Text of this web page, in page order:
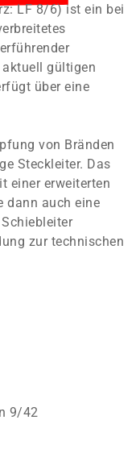
LF 8/6) ist ein bei
gültigen
über eine
von Bränden
Steckleiter. Das
einer erweiterten
dann auch eine
zur technischen
9/42